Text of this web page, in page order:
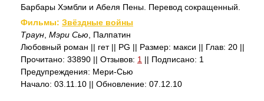
Барбары Хэмбли и Абеля Пены. Перевод сокращенный.
Фильмы: Звёздные войны
Траун Мэри Сью , Палпатин
Любовный роман || гет || PG || Размер: макси || Глав: 20 ||
Прочитано: 33890 || Отзывов: 1 || Подписано: 1
Предупреждения: Мери-Сью
Начало: 03.11.10 || Обновление: 07.12.10